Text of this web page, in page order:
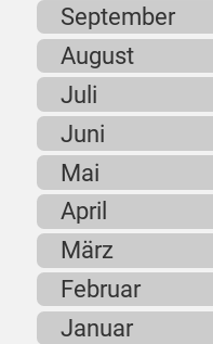
September
August
Juli
Juni
Mai
April
März
Februar
Januar